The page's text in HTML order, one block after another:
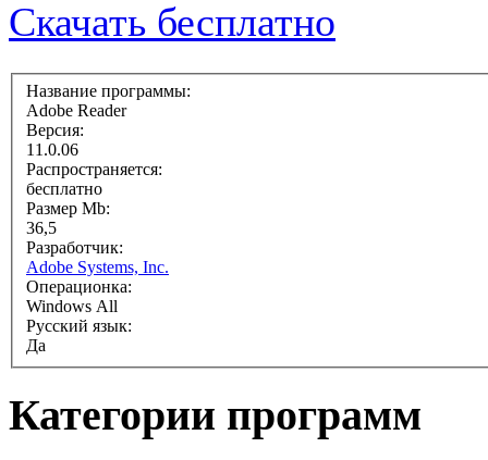
Скачать бесплатно
Название программы:
Adobe Reader
Версия:
11.0.06
Распространяется:
бесплатно
Размер Mb:
36,5
Разработчик:
Adobe Systems, Inc.
Операционка:
Windows All
Русский язык:
Да
Категории программ